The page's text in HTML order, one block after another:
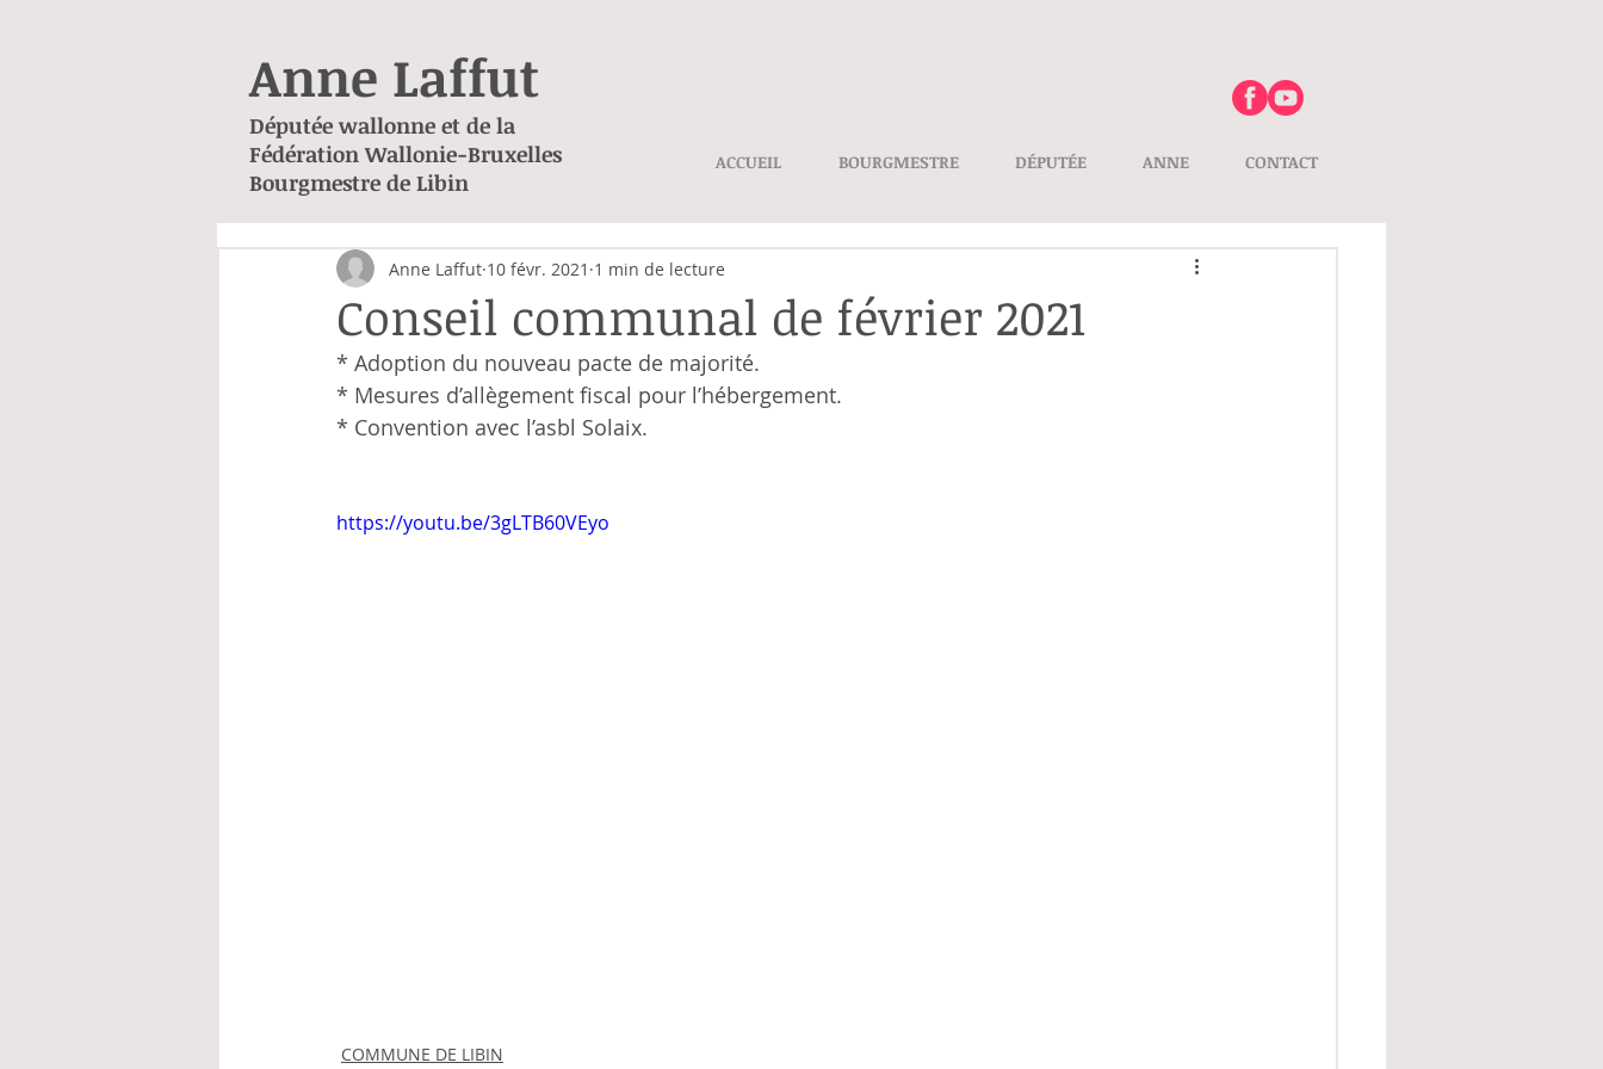
Anne Laffut
Députée wallonne et de la
Fédération Wallonie-Bruxelles
Bourgmestre de Libin
ACCUEIL BOURGMESTRE DÉPUTÉE ANNE CONTACT
Conseil communal de février 2021
Anne Laffut 10 févr. 2021 1 min de lecture
* Adoption du nouveau pacte de majorité.
* Mesures d’allègement fiscal pour l’hébergement.
* Convention avec l’asbl Solaix.
https://youtu.be/3gLTB60VEyo
COMMUNE DE LIBIN